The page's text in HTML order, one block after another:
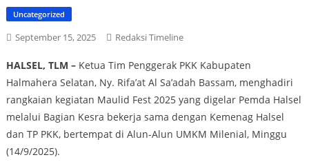
Uncategorized
September 15, 2025 Redaksi Timeline
HALSEL, TLM – Ketua Tim Penggerak PKK Kabupaten
Halmahera Selatan, Ny. Rifa’at Al Sa’adah Bassam, menghadiri
rangkaian kegiatan Maulid Fest 2025 yang digelar Pemda Halsel
melalui Bagian Kesra bekerja sama dengan Kemenag Halsel
dan TP PKK, bertempat di Alun-Alun UMKM Milenial, Minggu
(14/9/2025).